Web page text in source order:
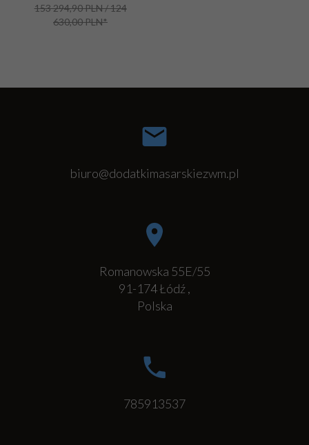
153 294,90 PLN / 124
630,00 PLN*
biuro@dodatkimasarskiezwm.pl
Romanowska 55E/55
91-174Łódź,
Polska
785913537